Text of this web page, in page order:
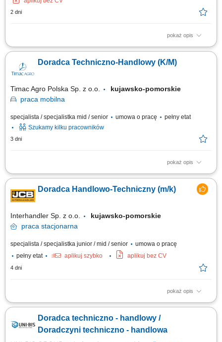
2 dni
pokaż opis
Opis stanowiska: rozwijanie sprzedaży poprzez aktywne działania w
oraz proponowanie dopasowanych rozwiązań, prowadzenie prezentacji i
negocjacji handlowych, utrzymywanie trwałych relacji i dbanie o wysoki
Doradca Techniczno-Handlowy (K/M)
Timac Agro Polska Sp. z o.o.
kujawsko-pomorskie
praca mobilna
specjalista / specjalistka mid / senior umowa o pracę
pełny etat
Szukamy kilku pracowników
3 dni
pokaż opis
Teren pracy: 2-3 powiaty Twój zakres obowiązków: Odwiedzasz
gospodarstwa rolne i budujesz partnerskie relacje z rolnikami, Analizujesz
kondycję upraw i dobrostan zwierząt, aby proponować skuteczne
rozwiązania, Udzielasz wsparcia technicznego i doradztwa w
Doradca Handlowo-Techniczny (m/k)
Interhandler Sp. z o.o.
kujawsko-pomorskie
praca stacjonarna
specjalista / specjalistka junior / mid / senior
umowa o pracę
pełny etat
aplikuj szybko aplikuj bez CV
4 dni
pokaż opis
Twoje zadania: Sprzedaż osprzętu, opon i gąsienic, umów serwisowych,
klientów oraz rozwijanie współpracy z obecnymi partnerami biznesowymi.
Doradztwo techniczne i wsparcie klientów w doborze najlepszych
Doradca techniczno - handlowy /
Doradczyni techniczno - handlowa